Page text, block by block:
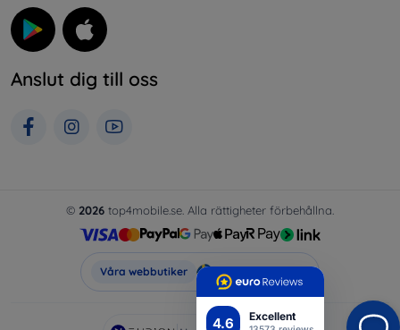
4.6 Excellent
Anslut dig till oss
© 2026 top4mobile.se. Alla rättigheter förbehållna.
Våra webbutiker Top4Mobile.se